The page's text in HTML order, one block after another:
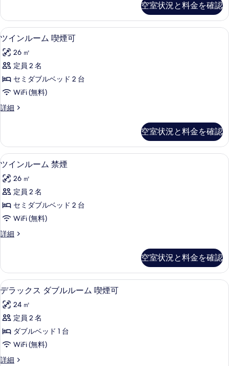
写
真
を
表
示
す
る
(1
人
利
用)
の
す
べ
て
真
を
表
示
す
る
ー
ム
禁
(1
人
用)
の
細
空室状況と料金を確認
ツ
イ
ン
ル
ー
喫
可
の
す
べ
て
の
写
真
示
す
る
6
ツインルーム 喫煙可
26 ㎡
定員 2 名
セミダブルベッド 2 台
WiFi (無料)
詳細
ツ
ー
ム
喫
可
の
細
空室状況と料金を確認
ツ
イ
ン
ル
ー
禁
の
す
べ
て
の
写
真
を
6
ツインルーム 禁煙
26 ㎡
定員 2 名
セミダブルベッド 2 台
WiFi (無料)
詳細
ツ
ー
ム
禁
の
詳
空室状況と料金を確認
デ
ラ
ッ
ク
ス
6
デラックス ダブルルーム 喫煙可
24 ㎡
定員 2 名
ダブルベッド 1 台
WiFi (無料)
詳細
デ